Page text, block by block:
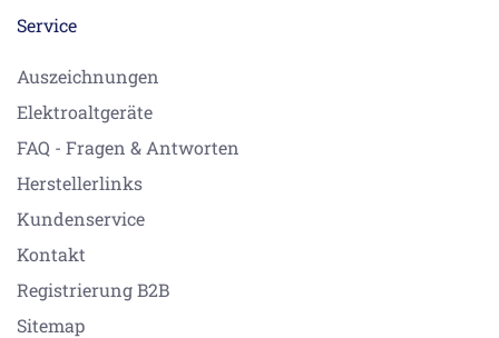
Service
Auszeichnungen
Elektroaltgeräte
FAQ - Fragen & Antworten
Herstellerlinks
Kundenservice
Kontakt
Registrierung B2B
Sitemap